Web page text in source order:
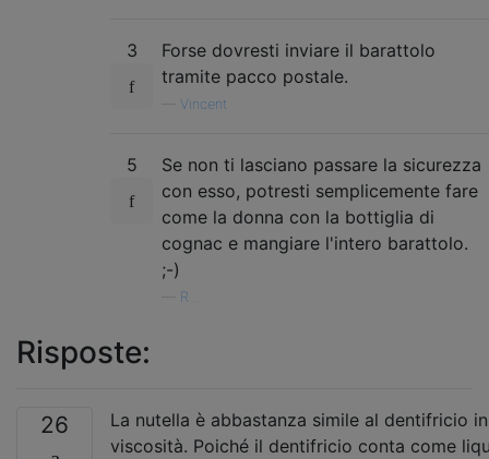
3
Forse dovresti inviare il barattolo
tramite pacco postale.
Vincent
5
Se non ti lasciano passare la sicurezza
con esso, potresti semplicemente fare
come la donna con la bottiglia di
cognac e mangiare l'intero barattolo.
;-)
R ..
Risposte:
26
La nutella è abbastanza simile al dentifricio
viscosità. Poiché il dentifricio conta come